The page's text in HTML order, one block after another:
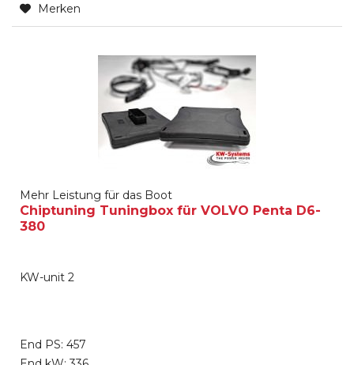
Merken
Mehr Leistung für das Boot
Chiptuning Tuningbox für VOLVO Penta D6-
380
KW-unit 2
End PS: 457